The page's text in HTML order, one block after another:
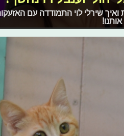
ואיך שירלי לוי התמודדה עם